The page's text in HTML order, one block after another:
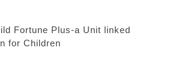
Fortune Plus-a Unit linked
for Children